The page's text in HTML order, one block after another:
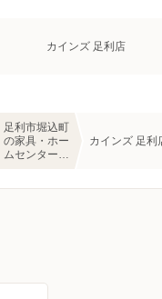
カインズ 足利店
足利市堀込町
の家具・ホー
ムセンターの
カインズ 足利